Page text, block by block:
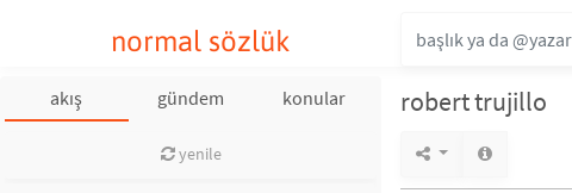
normal sözlük
akış gündem konular
yenile
robert trujillo